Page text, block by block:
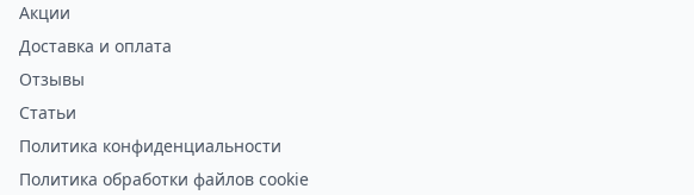
Акции
Доставка и оплата
Отзывы
Статьи
Политика конфиденциальности
Политика обработки файлов cookie